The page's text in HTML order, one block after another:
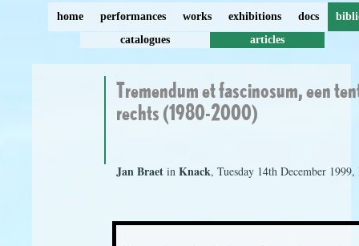
home performances works exhibitions docs
catalogues
articles
Tremendum et fascinosum, een
rechts (1980-2000)
Jan Braet in Knack, Tuesday 14th December